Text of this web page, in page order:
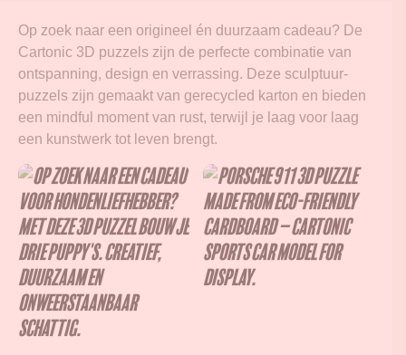
Op zoek naar een origineel én duurzaam cadeau? De
Cartonic 3D puzzels zijn de perfecte combinatie van
ontspanning, design en verrassing. Deze sculptuur-
puzzels zijn gemaakt van gerecycled karton en bieden
een mindful moment van rust, terwijl je laag voor laag
een kunstwerk tot leven brengt.